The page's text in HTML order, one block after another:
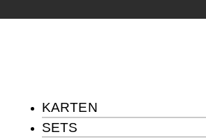
KARTEN
SETS